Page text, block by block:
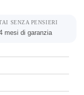
SENZA PENSIERI
mesi di garanzia